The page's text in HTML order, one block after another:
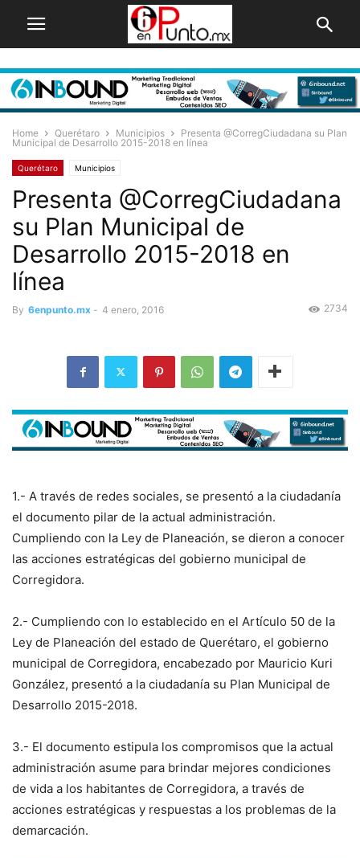
Home Querétaro Municipios
Presenta @CorregCiudadana su Plan
Municipal de Desarrollo 2015-2018 en línea
Querétaro Municipios
Presenta @CorregCiudadana
su Plan Municipal de
Desarrollo 2015-2018 en
línea
By 6enpunto.mx - 4 enero, 2016 2734
1.- A través de redes sociales, se presentó a la ciudadanía
el documento pilar de la actual administración.
Cumpliendo con la Ley de Planeación, se dieron a conocer
las acciones estratégicas del gobierno municipal de
Corregidora.
2.- Cumpliendo con lo establecido en el Artículo 50 de la
Ley de Planeación del estado de Querétaro, el gobierno
municipal de Corregidora, encabezado por Mauricio Kuri
González, presentó a la ciudadanía su Plan Municipal de
Desarrollo 2015-2018.
3.- El documento estipula los compromisos que la actual
administración asume para brindar mejores condiciones
de vida a los habitantes de Corregidora, a través de
acciones estratégicas y respuestas a los problemas de la
demarcación.